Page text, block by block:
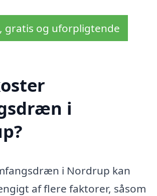
gratis og uforpligtende
i
i Nordrup kan
af flere faktorer, såsom